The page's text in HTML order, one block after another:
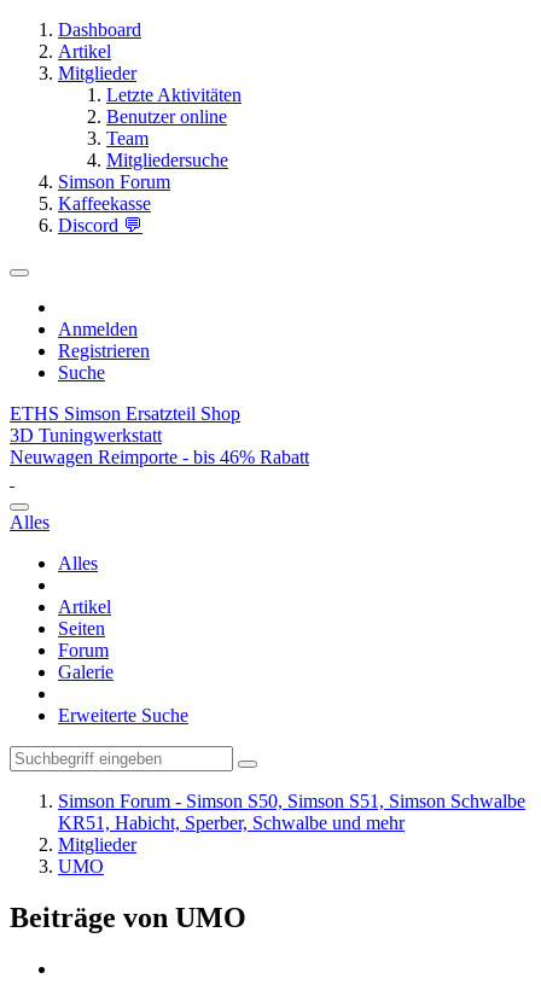
Dashboard
Artikel
Mitglieder
Letzte Aktivitäten
Benutzer online
Team
Mitgliedersuche
Simson Forum
Kaffeekasse
Discord 💬
Anmelden
Registrieren
Suche
ETHS Simson Ersatzteil Shop
3D Tuningwerkstatt
Neuwagen Reimporte - bis 46% Rabatt
Alles
Alles
Artikel
Seiten
Forum
Galerie
Erweiterte Suche
Simson Forum - Simson S50, Simson S51, Simson Schwalbe
KR51, Habicht, Sperber, Schwalbe und mehr
Mitglieder
UMO
Beiträge von UMO